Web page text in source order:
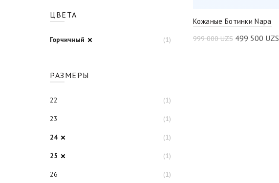
Кожаные Ботинки Napa
999 000UZS 499 500 UZS
ЦВЕТА
Горчичный (1)
РАЗМЕРЫ
22 (1)
23 (1)
24 (1)
25 (1)
26 (1)